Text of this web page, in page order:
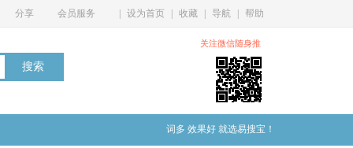
分享 会员服务 设为首页 收藏 导航 帮助
关注微信随身推
词多 效果好 就选易搜宝！